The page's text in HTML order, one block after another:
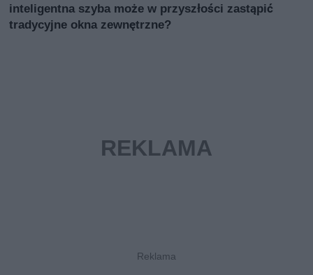
inteligentna szyba może w przyszłości zastąpić
tradycyjne okna zewnętrzne?